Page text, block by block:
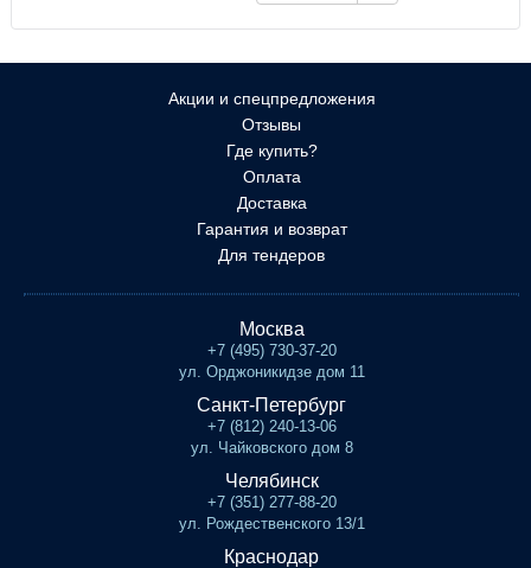
Акции и спецпредложения
Отзывы
Где купить?
Оплата
Доставка
Гарантия и возврат
Для тендеров
Москва
+7 (495) 730-37-20
ул. Орджоникидзе дом 11
Санкт-Петербург
+7 (812) 240-13-06
ул. Чайковского дом 8
Челябинск
+7 (351) 277-88-20
ул. Рождественского 13/1
Краснодар